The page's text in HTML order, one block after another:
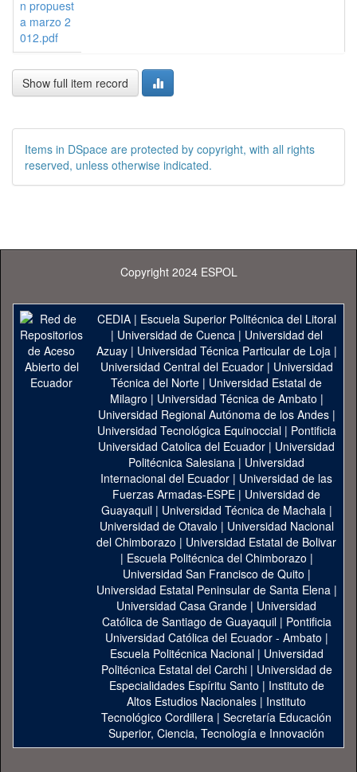
n propuest
a marzo 2
012.pdf
Show full item record
Items in DSpace are protected by copyright, with all rights
reserved, unless otherwise indicated.
Copyright 2024 ESPOL
CEDIA| Escuela Superior Politécnica del Litoral
| Universidad de Cuenca| Universidad del
Azuay| Universidad Técnica Particular de Loja|
Universidad Central del Ecuador| Universidad
Técnica del Norte | Universidad Estatal de
Milagro | Universidad Técnica de Ambato |
Universidad Regional Autónoma de los Andes|
Universidad Tecnológica Equinoccial| Pontificia
Universidad Catolica del Ecuador | Universidad
Politécnica Salesiana | Universidad
Internacional del Ecuador | Universidad de las
Fuerzas Armadas-ESPE | Universidad de
Guayaquil| Universidad Técnica de Machala|
Universidad de Otavalo | Universidad Nacional
del Chimborazo | Universidad Estatal de Bolivar
| Escuela Politécnica del Chimborazo |
Universidad San Francisco de Quito |
Universidad Estatal Peninsular de Santa Elena|
Universidad Casa Grande | Universidad
Católica de Santiago de Guayaquil| Pontificia
Universidad Católica del Ecuador - Ambato |
Escuela Politécnica Nacional| Universidad
Politécnica Estatal del Carchi| Universidad de
Especialidades Espíritu Santo | Instituto de
Altos Estudios Nacionales | Instituto
Tecnológico Cordillera | Secretaría Educación
Superior, Ciencia, Tecnología e Innovación